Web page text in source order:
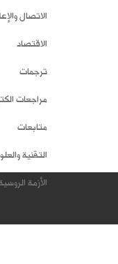
الاتصال
الاقتصاد
ترجمات
مراجعات
متابعات
التقنية
الأزمة